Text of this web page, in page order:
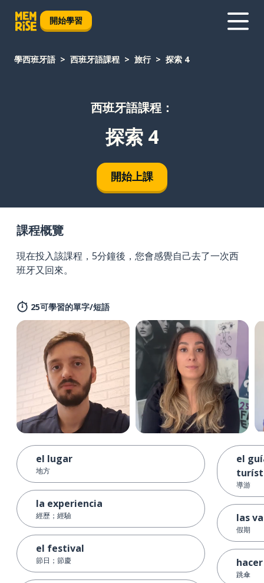
開始學習
學西班牙語 西班牙語課程 旅行 探索 4
西班牙語課程：
探索 4
開始上課
課程概覽
現在投入該課程，5分鐘後，您會感覺自己去了一次西
班牙又回來。
25可學習的單字/短語
el lugar
地方
la experiencia
經歷；經驗
el festival
節日；節慶
el
導游
las
假期
跳傘